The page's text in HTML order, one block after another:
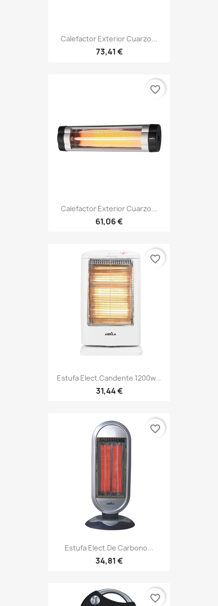
Calefactor Exterior Cuarzo...
73,41 €
Calefactor Exterior Cuarzo...
61,06 €
favorite_border
Estufa Elect.candente 1200w...
31,44 €
favorite_border
Estufa Elect.de Carbono...
34,81 €
favorite_border
favorite_border